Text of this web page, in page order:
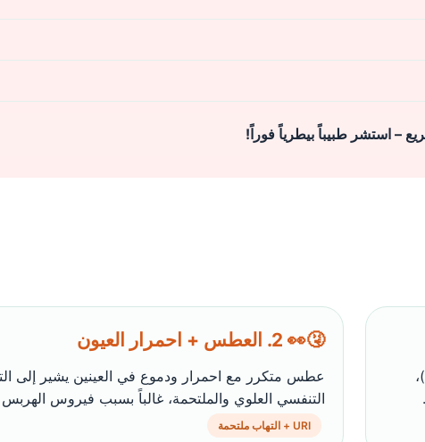
– استشر طبيباً بيطرياً فوراً!
🤧👀 2. العطس + احمرار العيون
عطس متكرر مع احمرار ودموع في العينين يشير إلى
التنفسي العلوي والملتحمة، غالباً بسبب فيروس
URI + التهاب ملتحمة